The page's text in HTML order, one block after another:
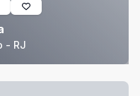
- RJ